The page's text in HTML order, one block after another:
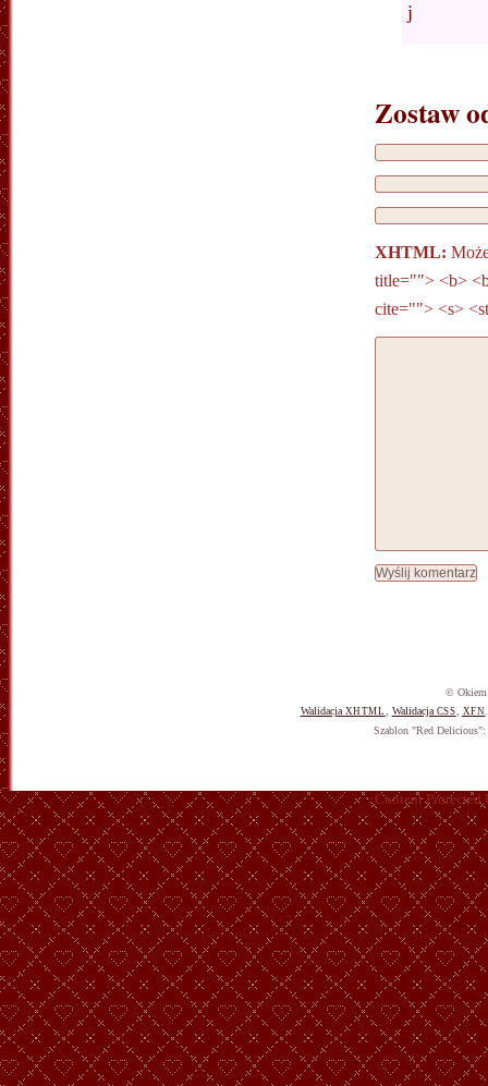
j
Zostaw
XHTML:
title=""> <b>
cite=""> <s>
© Okiem
Walidacja XHTML Walidacja CSS XFN
Szablon "Red Delicious":
Content Protected